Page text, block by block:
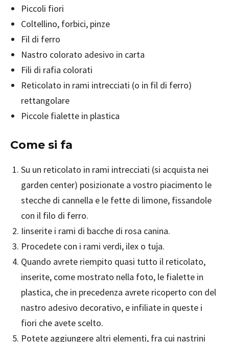
Piccoli fiori
Coltellino, forbici, pinze
Fil di ferro
Nastro colorato adesivo in carta
Fili di rafia colorati
Reticolato in rami intrecciati (o in fil di ferro)
rettangolare
Piccole fialette in plastica
Come si fa
Su un reticolato in rami intrecciati (si acquista nei
garden center) posizionate a vostro piacimento le
stecche di cannella e le fette di limone, fissandole
con il filo di ferro.
Iinserite i rami di bacche di rosa canina.
Procedete con i rami verdi, ilex o tuja.
Quando avrete riempito quasi tutto il reticolato,
inserite, come mostrato nella foto, le fialette in
plastica, che in precedenza avrete ricoperto con del
nastro adesivo decorativo, e infiliate in queste i
fiori che avete scelto.
Potete aggiungere altri elementi, fra cui nastrini